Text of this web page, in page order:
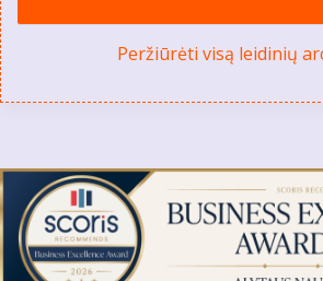
Peržiūrėti visą leidinių